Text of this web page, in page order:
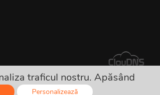
traficul nostru. Apăsând
Personalizează